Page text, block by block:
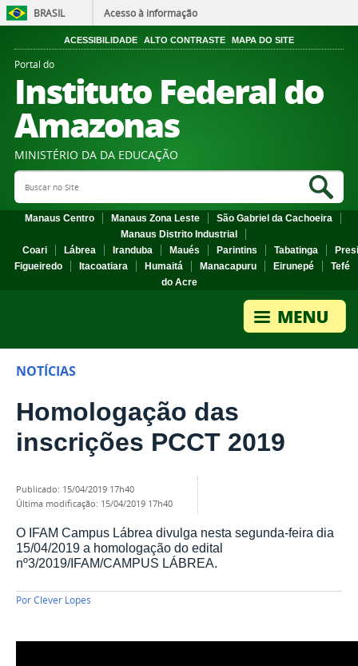
BRASIL Acesso à informação
ACESSIBILIDADE ALTO CONTRASTE MAPA DO SITE
Portal do
Instituto Federal do
Amazonas
MINISTÉRIO DA DA EDUCAÇÃO
Search Site
Manaus Centro Manaus Zona Leste
São Gabriel da Cachoeira
Manaus Distrito Industrial
Coari
Lábrea Iranduba Maués Parintins Tabatinga
Figueiredo
Itacoatiara Humaitá Manacapuru Eirunepé
Tefé
do Acre
NOTÍCIAS
Homologação das
inscrições PCCT 2019
publicado: 15/04/2019 17h40
última modificação: 15/04/2019 17h40
O IFAM Campus Lábrea divulga nesta segunda-feira dia
15/04/2019 a homologação do edital
nº3/2019/IFAM/CAMPUS LÁBREA.
PorClever Lopes